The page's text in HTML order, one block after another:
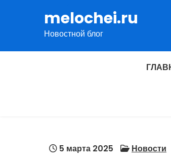
содержимому
melochei.ru
Новостной блог
5 марта 2025 Новости